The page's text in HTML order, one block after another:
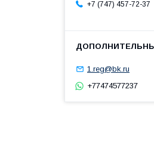
+7 (747) 457-72-37
1.reg@bk.ru
+77474577237